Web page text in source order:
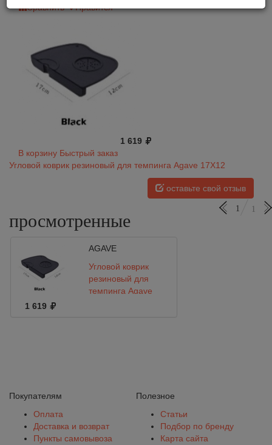
Сравнить Нравится
1 619
В корзину Быстрый заказ
Угловой коврик резиновый для темпинга Agave 17Х12
оставьте свой отзыв
просмотренные
1 1
AGAVE
Угловой коврик
резиновый для
темпинга Agave
1 619
Покупателям
Оплата
Доставка и возврат
Пункты самовывоза
Полезное
Статьи
Подбор по бренду
Карта сайта